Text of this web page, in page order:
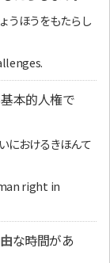
うほうをもたらし
本的人権で
におけるきほんて
right in
な時間があ